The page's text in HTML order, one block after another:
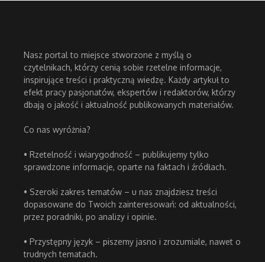
Nasz portal to miejsce stworzone z myślą o
czytelnikach, którzy cenią sobie rzetelne informacje,
inspirujące treści i praktyczną wiedzę. Każdy artykuł to
efekt pracy pasjonatów, ekspertów i redaktorów, którzy
dbają o jakość i aktualność publikowanych materiałów.
Co nas wyróżnia?
• Rzetelność i wiarygodność – publikujemy tylko
sprawdzone informacje, oparte na faktach i źródłach.
• Szeroki zakres tematów – u nas znajdziesz treści
dopasowane do Twoich zainteresowań: od aktualności,
przez poradniki, po analizy i opinie.
• Przystępny język – piszemy jasno i zrozumiale, nawet o
trudnych tematach.